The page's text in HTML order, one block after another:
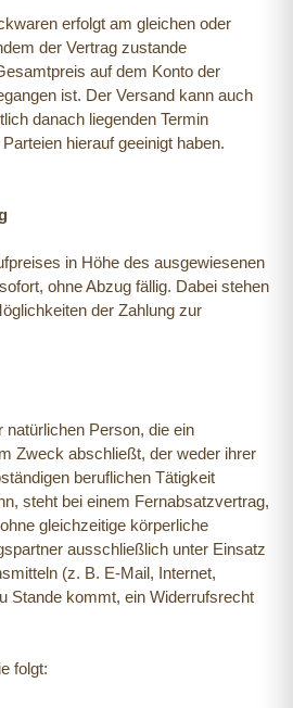
erfolgt am gleichen oder
der Vertrag zustande
auf dem Konto der
ist. Der Versand kann auch
danach liegenden Termin
hierauf geeinigt haben.
in Höhe des ausgewiesenen
ohne Abzug fällig. Dabei stehen
der Zahlung zur
natürlichen Person, die ein
Zweck abschließt, der weder ihrer
beruflichen Tätigkeit
steht bei einem Fernabsatzvertrag,
gleichzeitige körperliche
ausschließlich unter Einsatz
(z. B. E-Mail, Internet,
Stande kommt, ein Widerrufsrecht
folgt: